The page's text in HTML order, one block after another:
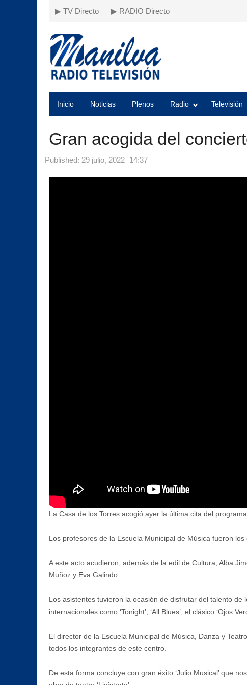
▶ TV Directo ▶ RADIO Directo
Inicio Noticias Plenos Radio Televisión
Gran acogida del
Published: 29 julio, 2022 14:37
La Casa de los Torres acogió ayer la última cita del
Los profesores de la Escuela Municipal de Música fueron
A este acto acudieron, además de la edil de Cultura, Alba
Muñoz y Eva Galindo.
Los asistentes tuvieron la ocasión de disfrutar del talento
internacionales como ‘Tonight’, ‘All Blues’, el clásico ‘Ojos
El director de la Escuela Municipal de Música, Danza y
todos los integrantes de este centro.
De esta forma concluye con gran éxito ‘Julio Musical’ que